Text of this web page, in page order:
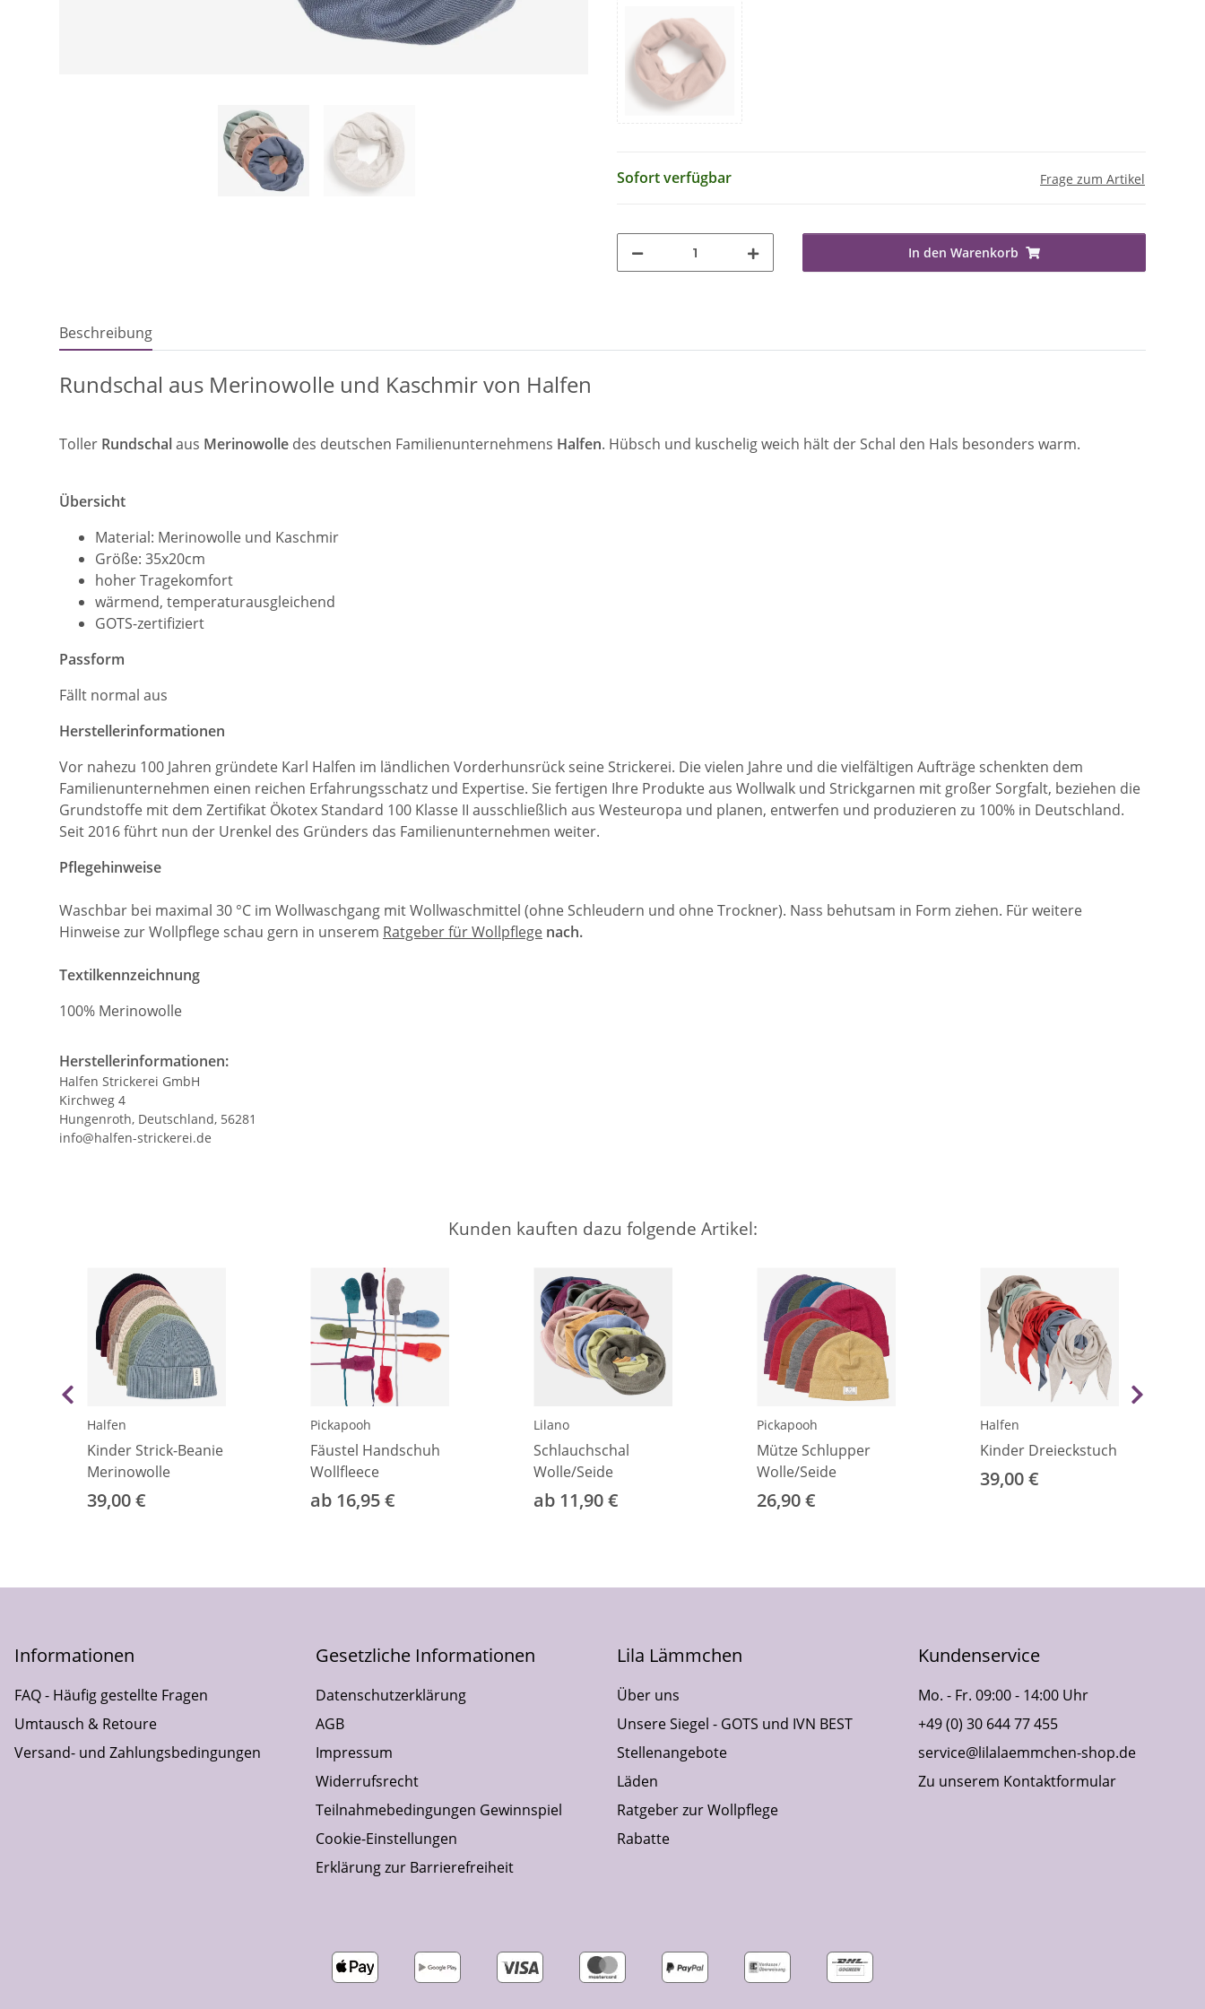
Sofort verfügbar Frage zum Artikel
In den Warenkorb
Beschreibung
Rundschal aus Merinowolle und Kaschmir von Halfen
Toller Rundschalaus Merinowolle des deutschen Familienunternehmens Halfen. Hübsch und kuschelig weich hält der Schal den Hals besonders warm.
Übersicht
Material: Merinowolle und Kaschmir
Größe: 35x20cm
hoher Tragekomfort
wärmend, temperaturausgleichend
GOTS-zertifiziert
Passform
Fällt normal aus
Herstellerinformationen
Vor nahezu 100 Jahren gründete Karl Halfen im ländlichen Vorderhunsrück seine Strickerei. Die vielen Jahre und die vielfältigen Aufträge schenkten dem
Familienunternehmen einen reichen Erfahrungsschatz und Expertise. Sie fertigen Ihre Produkte aus Wollwalk und Strickgarnen mit großer Sorgfalt, beziehen die
Grundstoffe mit dem Zertifikat Ökotex Standard 100 Klasse II ausschließlich aus Westeuropa und planen, entwerfen und produzieren zu 100% in Deutschland.
Seit 2016 führt nun der Urenkel des Gründers das Familienunternehmen weiter.
Pflegehinweise
Waschbar bei maximal 30 °C im Wollwaschgang mit Wollwaschmittel (ohne Schleudern und ohne Trockner). Nass behutsam in Form ziehen. Für weitere
Hinweise zur Wollpflege schau gern in unserem Ratgeber für Wollpflege nach.
Textilkennzeichnung
100% Merinowolle
Herstellerinformationen:
Halfen Strickerei GmbH
Kirchweg 4
Hungenroth, Deutschland, 56281
info@halfen-strickerei.de
Kunden kauften dazu folgende Artikel:
Halfen
Kinder Strick-Beanie
Merinowolle
39,00 €
Pickapooh
Fäustel Handschuh
Wollfleece
ab 16,95 €
Lilano
Schlauchschal
Wolle/Seide
ab 11,90 €
Pickapooh
Mütze Schlupper
Wolle/Seide
26,90 €
Halfen
Kinder Dreieckstuch
39,00 €
Informationen
FAQ - Häufig gestellte Fragen
Umtausch & Retoure
Versand- und Zahlungsbedingungen
Gesetzliche Informationen
Datenschutzerklärung
AGB
Impressum
Widerrufsrecht
Teilnahmebedingungen Gewinnspiel
Cookie-Einstellungen
Erklärung zur Barrierefreiheit
Lila Lämmchen
Über uns
Unsere Siegel - GOTS und IVN BEST
Stellenangebote
Läden
Ratgeber zur Wollpflege
Rabatte
Kundenservice
Mo. - Fr. 09:00 - 14:00 Uhr
+49 (0) 30 644 77 455
service@lilalaemmchen-shop.de
Zu unserem Kontaktformular